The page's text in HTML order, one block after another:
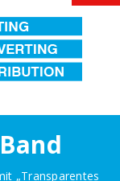
„Transparentes